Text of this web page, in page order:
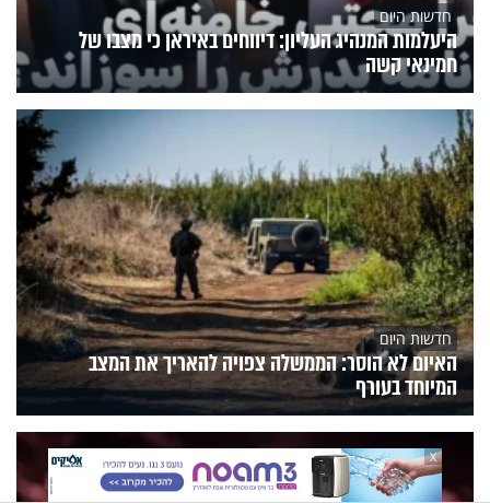
חדשות היום
היעלמות המנהיג העליון: דיווחים באיראן כי מצבו של
חמינאי קשה
חדשות היום
האיום לא הוסר: הממשלה צפויה להאריך את המצב
המיוחד בעורף
X